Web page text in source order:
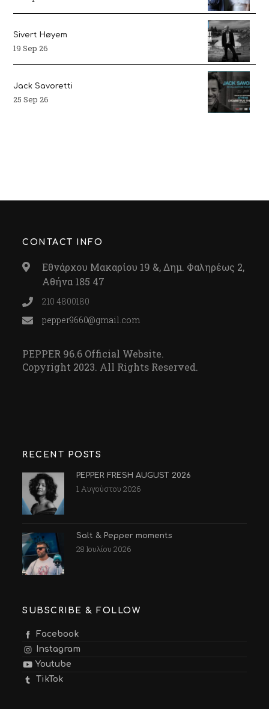
Sivert Høyem
19 Sep 26
Jack Savoretti
25 Sep 26
CONTACT INFO
Εθνάρχου Μακαρίου 19 &, Δημ. Φαληρέως 2,
Αθήνα 185 47
210 4800180
pepper9660@gmail.com
PEPPER 96.6 Official Website.
Copyright 2023. All Rights Reserved.
RECENT POSTS
PEPPER FRESH AUGUST 2026
1 Αυγούστου 2026
Salt & Pepper moments
28 Ιουλίου 2026
SUBSCRIBE & FOLLOW
Facebook
Instagram
Youtube
TikTok